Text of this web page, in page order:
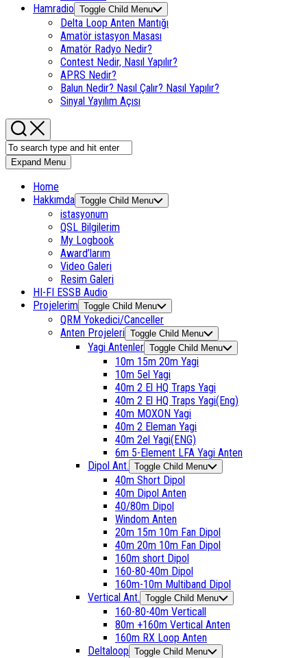
Hamradio Toggle Child Menu
Delta Loop Anten Mantığı
Amatör istasyon Masası
Amatör Radyo Nedir?
Contest Nedir, Nasıl Yapılır?
APRS Nedir?
Balun Nedir? Nasıl Çalır? Nasıl Yapılır?
Sinyal Yayılım Açısı
Expand Menu
Home
Hakkımda Toggle Child Menu
istasyonum
QSL Bilgilerim
My Logbook
Award’larım
Video Galeri
Resim Galeri
HI-FI ESSB Audio
Projelerim Toggle Child Menu
QRM Yokedici/Canceller
Anten Projeleri Toggle Child Menu
Yagi Antenler Toggle Child Menu
10m 15m 20m Yagi
10m 5el Yagi
40m 2 El HQ Traps Yagi
40m 2 El HQ Traps Yagi(Eng)
40m MOXON Yagi
40m 2 Eleman Yagi
40m 2el Yagi(ENG)
6m 5-Element LFA Yagi Anten
Dipol Ant. Toggle Child Menu
40m Short Dipol
40m Dipol Anten
40/80m Dipol
Windom Anten
20m 15m 10m Fan Dipol
40m 20m 10m Fan Dipol
160m short Dipol
160-80-40m Dipol
160m-10m Multiband Dipol
Vertical Ant. Toggle Child Menu
160-80-40m Verticall
80m +160m Vertical Anten
160m RX Loop Anten
Deltaloop Toggle Child Menu